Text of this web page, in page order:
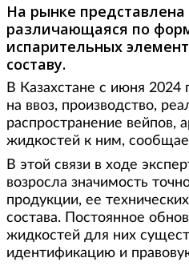
На рынке
различающаяся по
испарительных
составу.
В Казахстане с июня 2024
на ввоз, производство,
распространение вейпов,
жидкостей к ним,
В этой связи в ходе
возросла значимость
продукции, ее
состава. Постоянное
жидкостей для них
идентификацию и